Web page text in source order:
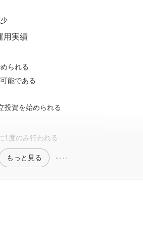
用実績
られる
能である
投資を始められる
1度のみ行われる
もっと見る